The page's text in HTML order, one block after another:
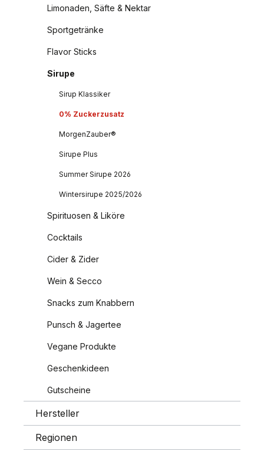
Limonaden, Säfte & Nektar
Sportgetränke
Flavor Sticks
Sirupe
Sirup Klassiker
0% Zuckerzusatz
MorgenZauber®
Sirupe Plus
Summer Sirupe 2026
Wintersirupe 2025/2026
Spirituosen & Liköre
Cocktails
Cider & Zider
Wein & Secco
Snacks zum Knabbern
Punsch & Jagertee
Vegane Produkte
Geschenkideen
Gutscheine
Hersteller
Regionen